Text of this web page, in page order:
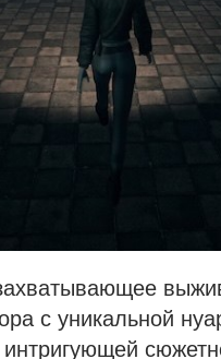
с уникальной